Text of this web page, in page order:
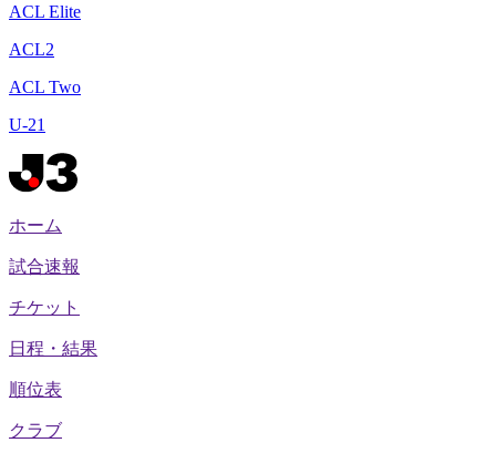
ACL Elite
ACL2
ACL Two
U-21
ホーム
試合速報
チケット
日程・結果
順位表
クラブ